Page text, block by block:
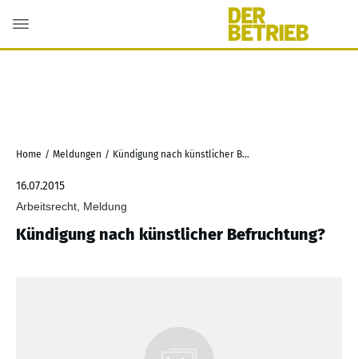
Home / Meldungen / Kündigung nach künstlicher Befruchtung?
16.07.2015
Arbeitsrecht, Meldung
Kündigung nach künstlicher Befruchtung?